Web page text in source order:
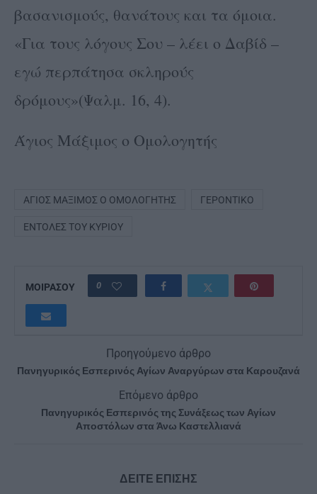
βασανισμούς, θανάτους και τα όμοια.
«Για τους λόγους Σου – λέει ο Δαβίδ –
εγώ περπάτησα σκληρούς
δρόμους»(Ψαλμ. 16, 4).
Άγιος Μάξιμος ο Ομολογητής
ΆΓΙΟΣ ΜΆΞΙΜΟΣ Ο ΟΜΟΛΟΓΗΤΉΣ ΓΕΡΟΝΤΙΚΌ
ΕΝΤΟΛΈΣ ΤΟΥ ΚΥΡΊΟΥ
ΜΟΙΡΑΣΟΥ 0
Προηγούμενο άρθρο
Πανηγυρικός Εσπερινός Αγίων Αναργύρων στα Καρουζανά
Επόμενο άρθρο
Πανηγυρικός Εσπερινός της Συνάξεως των Αγίων
Αποστόλων στα Άνω Καστελλιανά
ΔΕΙΤΕ ΕΠΙΣΗΣ